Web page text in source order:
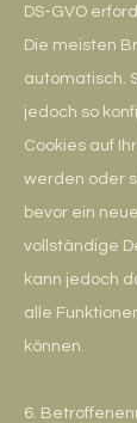
DS-GVO
Die meisten
automatisch.
jedoch so
Cookies auf
werden oder
bevor ein
vollständige
kann jedoch
alle
können.
6.